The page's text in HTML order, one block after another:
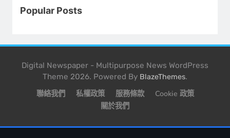
Popular Posts
Digital Newspaper - Multipurpose News WordPress
Theme 2026. Powered By BlazeThemes.
聯絡我們 私權政策 服務條款
Cookie 政策
關於我們